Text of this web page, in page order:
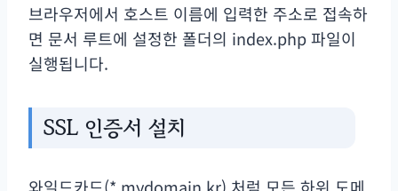
브라우저에서 호스트 이름에 입력한 주소로 접속하
면 문서 루트에 설정한 폴더의 index.php 파일이
실행됩니다.
SSL 인증서 설치
와일드카드(*.mydomain.kr) 처럼 모든 하위 도메